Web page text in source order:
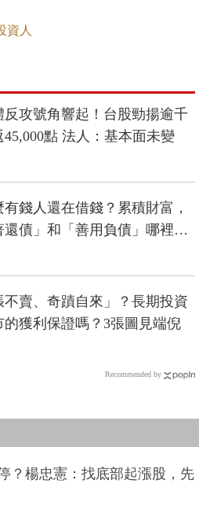
資人
反攻號角響起！台股勁揚逾千
45,000點 法人：基本面未變
有錢人還在借錢？累積財富，
還債」和「善用負債」哪裡不
不賣、奇蹟自來」？長期投資
的獲利保證嗎？3張圖見端倪
Recommended by
？楊忠憲：找底部起漲股，先